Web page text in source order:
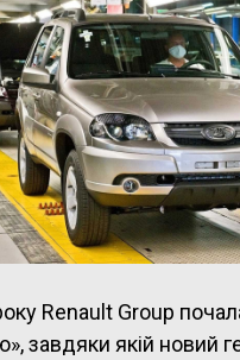
Renault Group
завдяки якій новий